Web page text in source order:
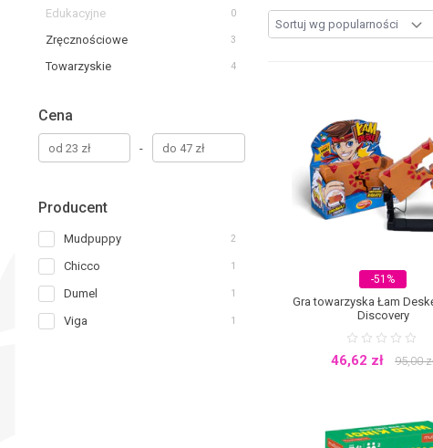
zdobywają kolejne
się samodzielnie lub wraz z
estetyka sprawiają, że po
chętniej sięga po gry
Zanim przedszkolaki
opowiadaniu historyjek, czy
wpływając pozytywnie na
przyszłości maluch chętniej
wspaniale się przy tym
dla dzieci w różnym wieku
propozycją dla całej rodziny
znajdują się w świetle
czas dla wszystkich graczy,
znajdzie się wiele tytułów,
a członkowie rodziny dotrą
W ofercie
Edukacyjne 0
Zręcznościowe 3
Towarzyskie 4
Cena
-
Producent
Mudpuppy 2
Chicco 1
Dumel 1
Viga 1
-51%
Gra towarzyska Łam
Discovery
46,62 zł 95,00